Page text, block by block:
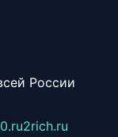
России
2rich.ru